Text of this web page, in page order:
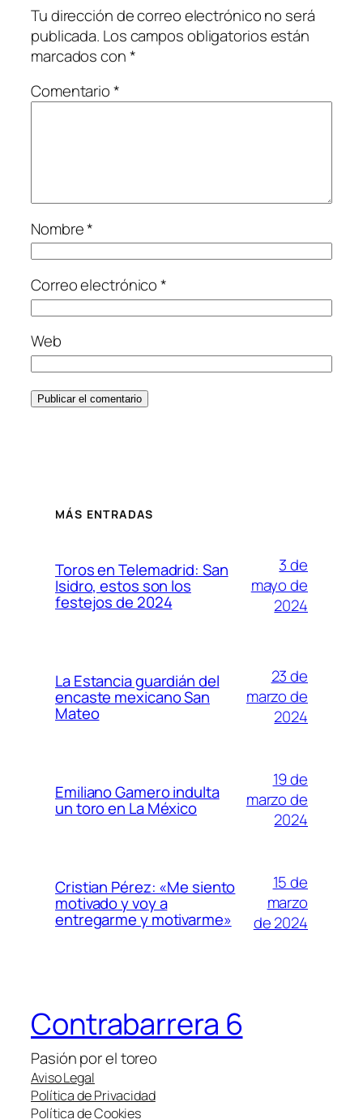
Tu dirección de correo electrónico no será
publicada. Los campos obligatorios están
marcados con*
Comentario*
Nombre*
Correo electrónico*
Web
MÁS ENTRADAS
Toros en Telemadrid: San
Isidro, estos son los
festejos de 2024
3 de
mayo de
2024
La Estancia guardián del
encaste mexicano San
Mateo
23 de
marzo de
2024
Emiliano Gamero indulta
un toro en La México
19 de
marzo de
2024
Cristian Pérez: «Me siento
motivado y voy a
entregarme y motivarme»
15 de
marzo
de 2024
Contrabarrera 6
Pasión por el toreo
Aviso Legal
Política de Privacidad
Política de Cookies